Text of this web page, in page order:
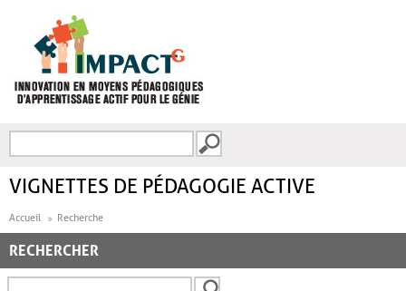
FORMULAIRE DE
VIGNETTES DE PÉDAGOGIE ACTIVE
Accueil Recherche
RECHERCHER